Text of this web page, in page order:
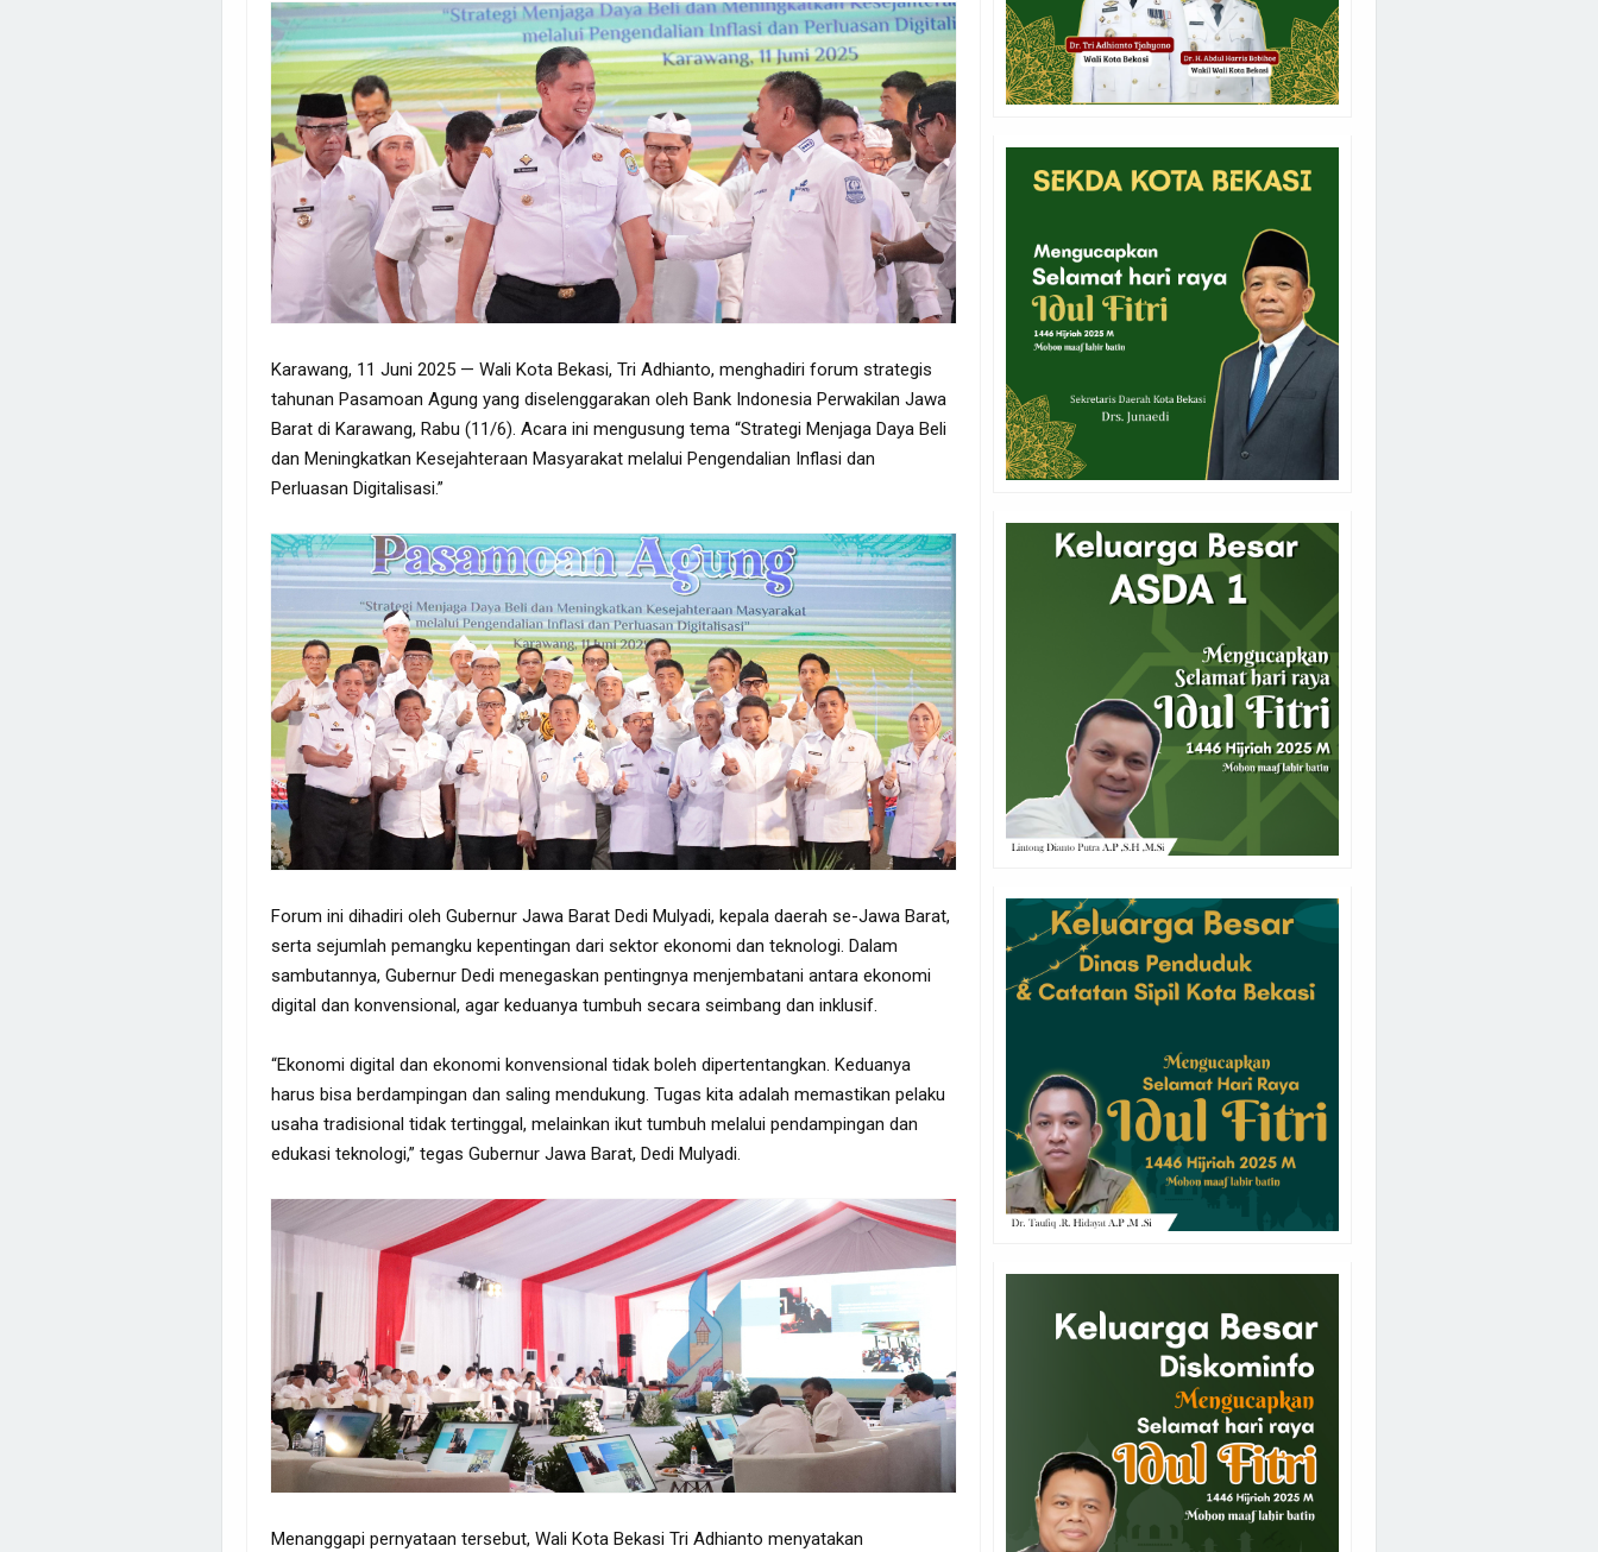
Karawang, 11 Juni 2025 — Wali Kota Bekasi, Tri Adhianto, menghadiri forum strategis
tahunan Pasamoan Agung yang diselenggarakan oleh Bank Indonesia Perwakilan Jawa
Barat di Karawang, Rabu (11/6). Acara ini mengusung tema “Strategi Menjaga Daya Beli
dan Meningkatkan Kesejahteraan Masyarakat melalui Pengendalian Inflasi dan
Perluasan Digitalisasi.”
Forum ini dihadiri oleh Gubernur Jawa Barat Dedi Mulyadi, kepala daerah se-Jawa Barat,
serta sejumlah pemangku kepentingan dari sektor ekonomi dan teknologi. Dalam
sambutannya, Gubernur Dedi menegaskan pentingnya menjembatani antara ekonomi
digital dan konvensional, agar keduanya tumbuh secara seimbang dan inklusif.
“Ekonomi digital dan ekonomi konvensional tidak boleh dipertentangkan. Keduanya
harus bisa berdampingan dan saling mendukung. Tugas kita adalah memastikan pelaku
usaha tradisional tidak tertinggal, melainkan ikut tumbuh melalui pendampingan dan
edukasi teknologi,” tegas Gubernur Jawa Barat, Dedi Mulyadi.
Menanggapi pernyataan tersebut, Wali Kota Bekasi Tri Adhianto menyatakan